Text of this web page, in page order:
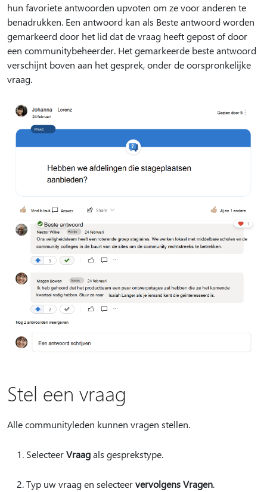
hun favoriete antwoorden upvoten om ze voor anderen te
benadrukken. Een antwoord kan als Beste antwoord worden
gemarkeerd door het lid dat de vraag heeft gepost of door
een communitybeheerder. Het gemarkeerde beste antwoord
verschijnt boven aan het gesprek, onder de oorspronkelijke
vraag.
Stel een vraag
Alle communityleden kunnen vragen stellen.
SelecteerVraagals gesprekstype.
Typ uw vraag en selecteervervolgens Vragen.